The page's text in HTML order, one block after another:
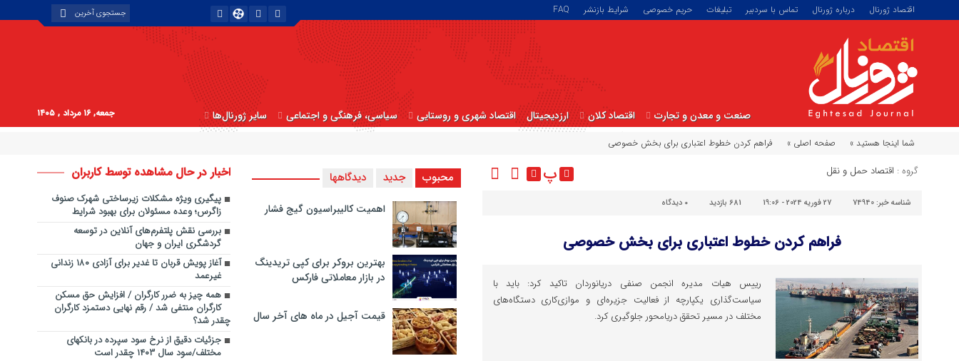
اقتصاد ژورنال درباره ژورنال تماس با سردبیر تبلیغات حریم خصوصی شرایط بازنشر FAQ
صنعت و معدن و تجارت اقتصاد کلان ارزدیجیتال اقتصاد شهری و روستایی سیاسی، فرهنگی و اجتماعی سایر ژورنال‌ها جمعه, ۱۶ مرداد , ۱۴۰۵
شما اینجا هستید » صفحه اصلی » فراهم کردن خطوط اعتباری برای بخش خصوصی
گروه : اقتصاد حمل و نقل پ
شناسه خبر: 74940 27 فوریه 2024 - 19:06 681 بازدید ۰ دیدگاه
فراهم کردن خطوط اعتباری برای بخش خصوصی
رییس هیات مدیره انجمن صنفی دریانوردان تاکید کرد: باید با
سیاست‌گذاری یکپارچه از فعالیت جزیره‌ای و موازی‌کاری دستگاه‌های
مختلف در مسیر تحقق دریامحور جلوگیری کرد.
محبوب جدید دیدگاهها
اهمیت کالیبراسیون گیج فشار
بهترین بروکر برای کپی‌ تریدینگ
در بازار معاملاتی فارکس
قیمت آجیل در ماه های آخر سال
اخبار در حال مشاهده توسط کاربران
پیگیری ویژه مشکلات زیرساختی شهرک صنوف
زاگرس؛ وعده مسئولان برای بهبود شرایط
بررسی نقش پلتفرم‌های آنلاین در توسعه
گردشگری ایران و جهان
آغاز پویش قربان تا غدیر برای آزادی ۱۸۰ زندانی
غیرعمد
همه چیز به ضرر کارگران / افزایش حق مسکن
کارگران منتفی شد / رقم نهایی دستمزد کارگران
چقدر شد؟
جزئیات دقیق از نرخ سود سپرده در بانکهای
مختلف/سود سال ۱۴۰۳ چقدر است